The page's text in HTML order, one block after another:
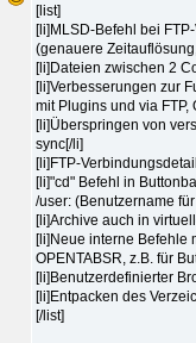
[list]
[li]MLSD-Befehl bei
(genauere
[li]Dateien zwischen 2
[li]Verbesserungen zur
mit Plugins und via FTP,
[li]Überspringen von
sync[/li]
[li]FTP-
[li]"cd" Befehl in
/user: (Benutzername
[li]Archive auch in
[li]Neue interne Befehle
OPENTABSR, z.B. für
[li]Benutzerdefinierter
[li]Entpacken des
[/list]